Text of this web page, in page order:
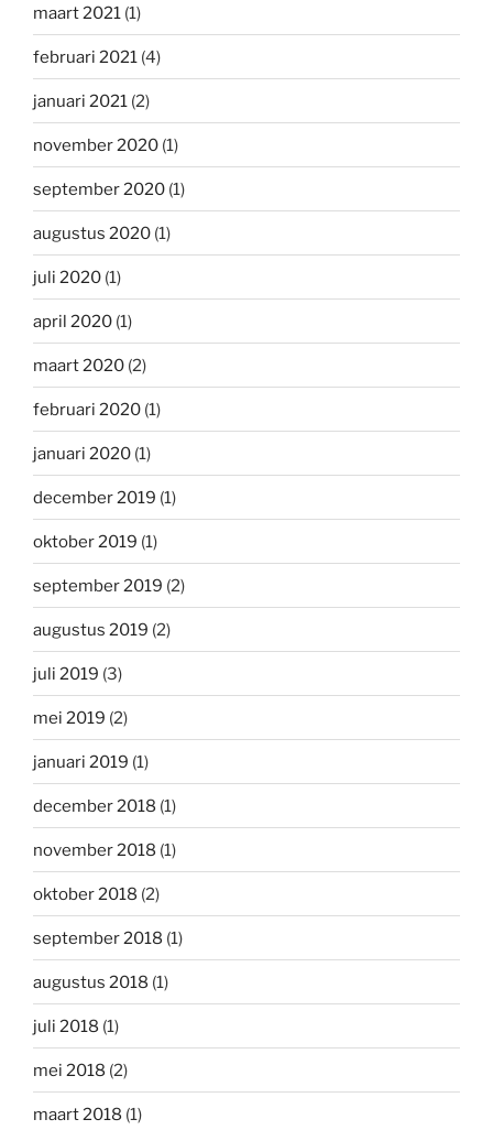
maart 2021 (1)
februari 2021 (4)
januari 2021 (2)
november 2020 (1)
september 2020 (1)
augustus 2020 (1)
juli 2020 (1)
april 2020 (1)
maart 2020 (2)
februari 2020 (1)
januari 2020 (1)
december 2019 (1)
oktober 2019 (1)
september 2019 (2)
augustus 2019 (2)
juli 2019 (3)
mei 2019 (2)
januari 2019 (1)
december 2018 (1)
november 2018 (1)
oktober 2018 (2)
september 2018 (1)
augustus 2018 (1)
juli 2018 (1)
mei 2018 (2)
maart 2018 (1)